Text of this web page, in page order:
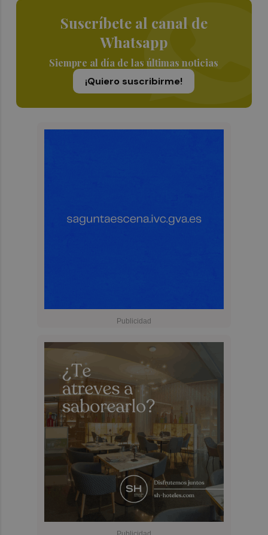
Suscríbete al canal de
Whatsapp
Siempre al día de las últimas noticias
¡Quiero suscribirme!